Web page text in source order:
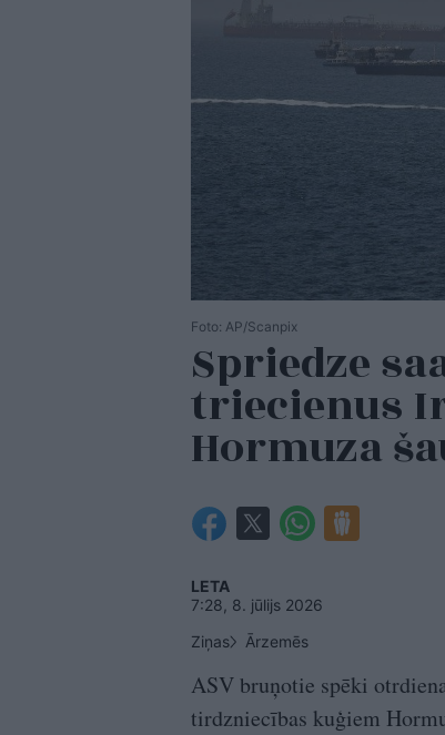
Foto: AP/Scanpix
Spriedze
triecienus
Hormuza
LETA
7:28, 8. jūlijs 2026
Ziņas
Ārzemēs
ASV bruņotie spēki
tirdzniecības kuģiem